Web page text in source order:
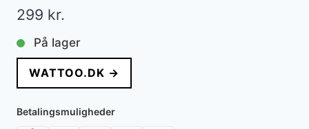
299 kr.
På lager
WATTOO.DK →
Betalingsmuligheder